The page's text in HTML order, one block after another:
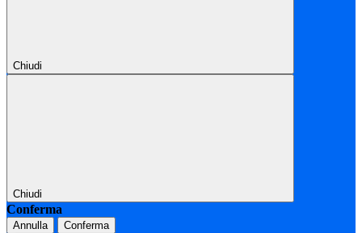
Chiudi
Chiudi
Conferma
Annulla Conferma